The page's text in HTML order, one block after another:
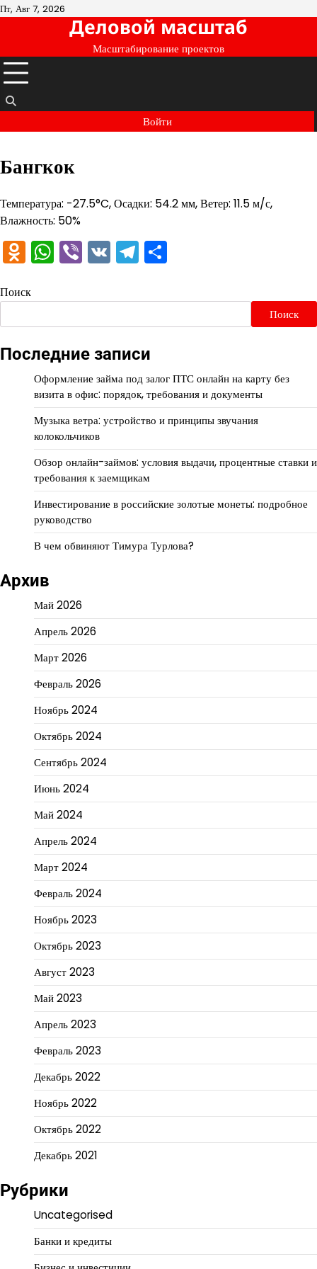
Перейти
Пт, Авг 7, 2026
Деловой масштаб
Масштабирование проектов
Войти
Бангкок
Температура: -27.5°C, Осадки: 54.2 мм, Ветер: 11.5 м/с,
Влажность: 50%
Odnoklassniki
WhatsApp
Viber
VKTelegram
Поиск
Поиск
Последние записи
Оформление займа под залог ПТС онлайн на карту без
визита в офис: порядок, требования и документы
Музыка ветра: устройство и принципы звучания
колокольчиков
Обзор онлайн-займов: условия выдачи, процентные ставки и
требования к заемщикам
Инвестирование в российские золотые монеты: подробное
руководство
В чем обвиняют Тимура Турлова?
Архив
Май 2026
Апрель 2026
Март 2026
Февраль 2026
Ноябрь 2024
Октябрь 2024
Сентябрь 2024
Июнь 2024
Май 2024
Апрель 2024
Март 2024
Февраль 2024
Ноябрь 2023
Октябрь 2023
Август 2023
Май 2023
Апрель 2023
Февраль 2023
Декабрь 2022
Ноябрь 2022
Октябрь 2022
Декабрь 2021
Рубрики
Uncategorised
Банки и кредиты